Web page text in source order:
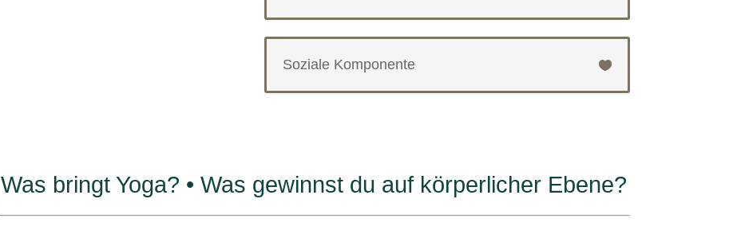
Soziale Komponente
Was bringt Yoga? • Was gewinnst du auf körperlicher Ebene?